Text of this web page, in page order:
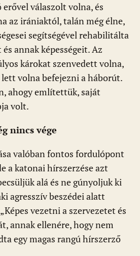
válaszolt volna, és
az irániaktól, talán még élne,
segítségével rehabilitálta
annak képességeit. Az
károkat szenvedett volna,
volna befejezni a háborút.
ahogy említettük, saját
volt.
nincs vége
valóban fontos fordulópont
a katonai hírszerzése azt
alá és ne gúnyoljuk ki
agresszív beszédei alatt
vezetni a szervezetet és
annak ellenére, hogy nem
egy magas rangú hírszerző